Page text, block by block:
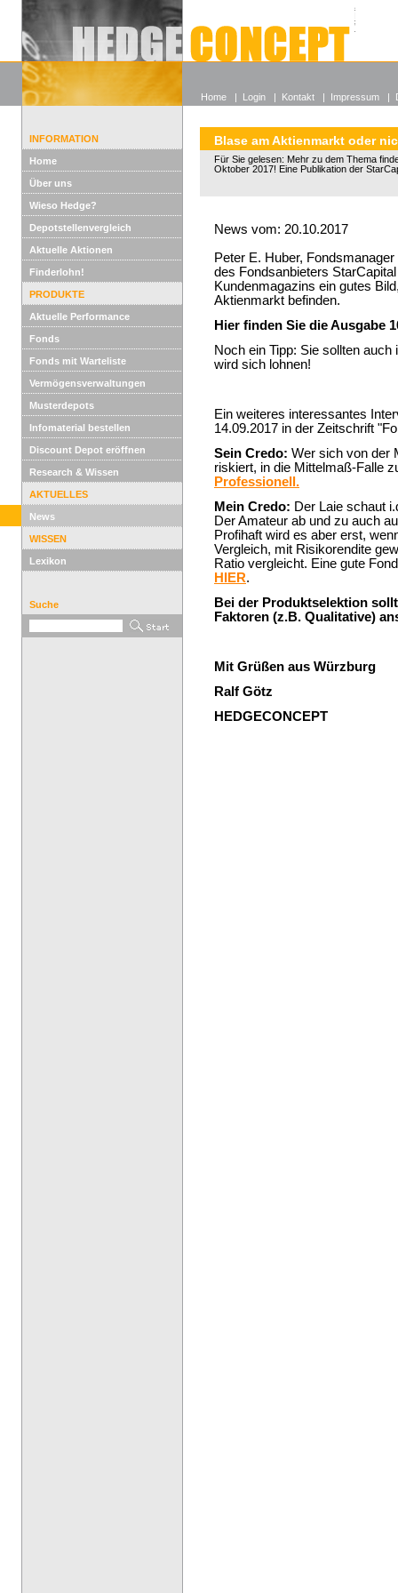
Alle
Wieso
INFORMATION
Home
Über uns
Wieso Hedge?
Depotstellenvergleich
Aktuelle Aktionen
Finderlohn!
PRODUKTE
Aktuelle Performance
Fonds
Fonds mit Warteliste
Vermögensverwaltungen
Musterdepots
Infomaterial bestellen
Discount Depot eröffnen
Research & Wissen
AKTUELLES
News
WISSEN
Lexikon
Suche
Blase am Aktienmarkt oder
Für Sie gelesen: Mehr zu dem Thema
Oktober 2017! Eine Publikation der
News vom: 20.10.2017
Peter E. Huber,
des Fondsanbieters
Kundenmagazins ein gutes
Aktienmarkt befinden.
Hier finden Sie die Ausgabe
Noch ein Tipp: Sie sollten
wird sich lohnen!
Ein weiteres interessantes
14.09.2017 in der Zeitschrift
Sein Credo: Wer sich von der
riskiert, in die Mittelmaß-Falle
Professionell.
Mein Credo: Der Laie schaut
Der Amateur ab und zu auch
Profihaft wird es aber erst,
Vergleich, mit Risikorendite
Ratio vergleicht. Eine gute
HIER.
Bei der Produktselektion
Faktoren (z.B. Qualitative)
Mit Grüßen aus Würzburg
Ralf Götz
HEDGECONCEPT
Home | Login | Kontakt | Impressum |